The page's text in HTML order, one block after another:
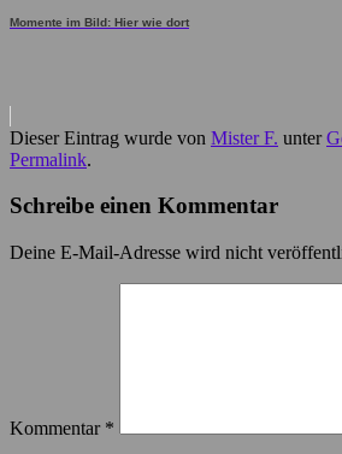
Momente im Bild: Hier wie dort
Dieser Eintrag wurde von Mister F. unter
Permalink.
Schreibe einen Kommentar
Deine E-Mail-Adresse wird nicht
Kommentar *